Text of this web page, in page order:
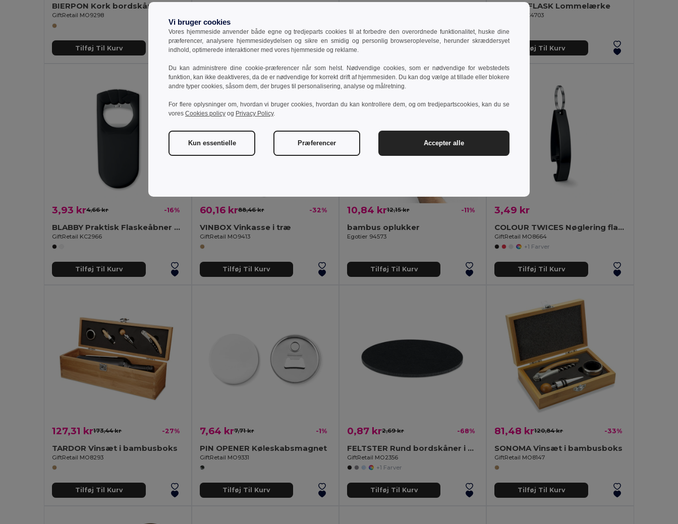
BIERPON Kork bordskåner rund
GiftRetail MO9298
Tilføj Til Kurv Tilføj Til Kurv
SLIMMY FLASK Lommelærke
GiftRetail KC4703
Tilføj Til Kurv
3,93 kr4,66 kr -16%
BLABBY Praktisk Flaskeåbner og Forsegler i PS Materiale
GiftRetail KC2966
Tilføj Til Kurv
60,16 kr88,46 kr -32%
VINBOX Vinkasse i træ
GiftRetail MO9413
Tilføj Til Kurv
10,84 kr12,15 kr -11%
bambus oplukker
Egotier 94573
Tilføj Til Kurv
3,49 kr
COLOUR TWICES Nøglering flaskeåbner
GiftRetail MO8664
+1 Farver
Tilføj Til Kurv
127,31 kr173,44 kr -27%
TARDOR Vinsæt i bambusboks
GiftRetail MO8293
Tilføj Til Kurv
7,64 kr7,71 kr -1%
PIN OPENER Køleskabsmagnet
GiftRetail MO9331
Tilføj Til Kurv
0,87 kr2,69 kr -68%
FELTSTER Rund bordskåner i RPET-filt
GiftRetail MO2356
+1 Farver
Tilføj Til Kurv
81,48 kr120,84 kr -33%
SONOMA Vinsæt i bambusboks
GiftRetail MO8147
Tilføj Til Kurv
Vi bruger cookies
Vores hjemmeside anvender både egne og tredjeparts cookies til at forbedre den overordnede funktionalitet, huske dine
præferencer, analysere hjemmesideydelsen og sikre en smidig og personlig browseroplevelse, herunder skræddersyet
indhold, optimerede interaktioner med vores hjemmeside og reklame.
Du kan administrere dine cookie-præferencer når som helst. Nødvendige cookies, som er nødvendige for webstedets
funktion, kan ikke deaktiveres, da de er nødvendige for korrekt drift af hjemmesiden. Du kan dog vælge at tillade eller blokere
andre typer cookies, såsom dem, der bruges til personalisering, analyse og målretning.
For flere oplysninger om, hvordan vi bruger cookies, hvordan du kan kontrollere dem, og om tredjepartscookies, kan du se
vores Cookies policy og Privacy Policy.
Kun essentielle Præferencer Accepter alle